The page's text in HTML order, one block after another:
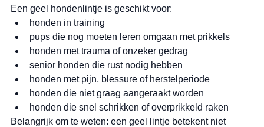
Een geel hondenlintje is geschikt voor:
honden in training
pups die nog moeten leren omgaan met prikkels
honden met trauma of onzeker gedrag
senior honden die rust nodig hebben
honden met pijn, blessure of herstelperiode
honden die niet graag aangeraakt worden
honden die snel schrikken of overprikkeld raken
Belangrijk om te weten: een geel lintje betekent niet